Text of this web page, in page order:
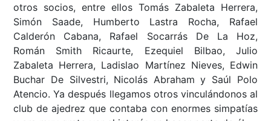
otros socios, entre ellos Tomás Zabaleta Herrera,
Simón Saade, Humberto Lastra Rocha, Rafael
Calderón Cabana, Rafael Socarrás De La Hoz,
Román Smith Ricaurte, Ezequiel Bilbao, Julio
Zabaleta Herrera, Ladislao Martínez Nieves, Edwin
Buchar De Silvestri, Nicolás Abraham y Saúl Polo
Atencio. Ya después llegamos otros vinculándonos al
club de ajedrez que contaba con enormes simpatías